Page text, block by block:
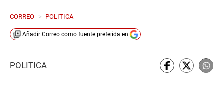
CORREO > POLITICA
Añadir Correo como fuente preferida en
POLÍTICA